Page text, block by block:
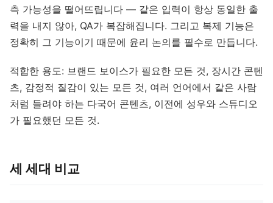
측 가능성을 떨어뜨립니다 — 같은 입력이 항상 동일한 출
력을 내지 않아, QA가 복잡해집니다. 그리고 복제 기능은
정확히 그 기능이기 때문에 윤리 논의를 필수로 만듭니다.
적합한 용도: 브랜드 보이스가 필요한 모든 것, 장시간 콘텐
츠, 감정적 질감이 있는 모든 것, 여러 언어에서 같은 사람
처럼 들려야 하는 다국어 콘텐츠, 이전에 성우와 스튜디오
가 필요했던 모든 것.
세 세대 비교